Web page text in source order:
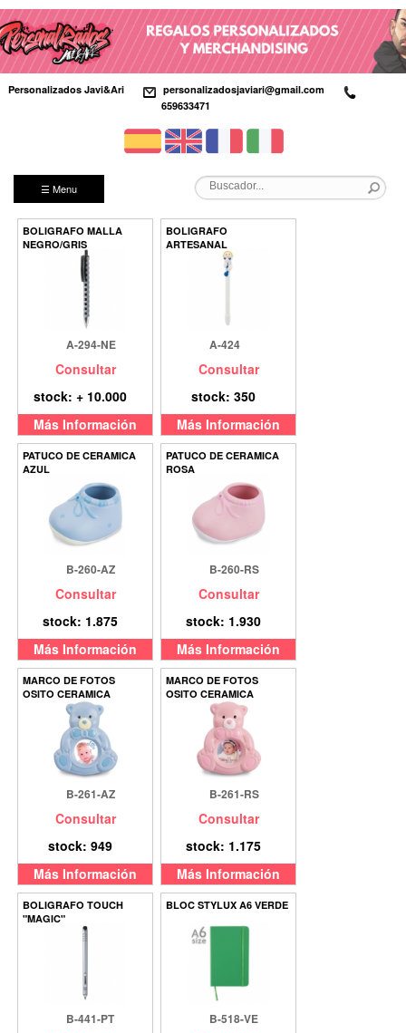
Personalizados Javi&Ari
personalizadosjaviari@gmail.com
659633471
☰ Menu
BOLIGRAFO MALLA
NEGRO/GRIS
A-294-NE
Consultar
stock: + 10.000
Más Información
BOLIGRAFO
ARTESANAL
A-424
Consultar
stock: 350
Más Información
PATUCO DE CERAMICA
AZUL
B-260-AZ
Consultar
stock: 1.875
Más Información
PATUCO DE CERAMICA
ROSA
B-260-RS
Consultar
stock: 1.930
Más Información
MARCO DE FOTOS
OSITO CERAMICA
B-261-AZ
Consultar
stock: 949
Más Información
MARCO DE FOTOS
OSITO CERAMICA
B-261-RS
Consultar
stock: 1.175
Más Información
BOLIGRAFO TOUCH
"MAGIC"
B-441-PT
BLOC STYLUX A6 VERDE
B-518-VE